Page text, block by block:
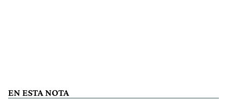
EN ESTA NOTA